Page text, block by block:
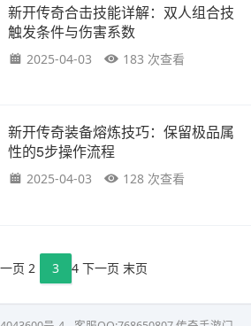
新开传奇合击技能详解：双人组合技
触发条件与伤害系数
2025-04-03 183 次查看
新开传奇装备熔炼技巧：保留极品属
性的5步操作流程
2025-04-03 128 次查看
一页 2 3 4 下一页 末页